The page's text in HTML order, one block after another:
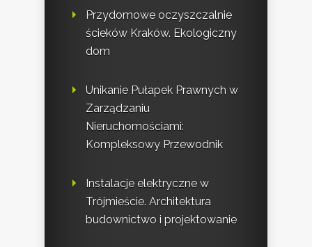
Przydomowe oczyszczalnie
ścieków Kraków. Ekologiczny
dom
Unikanie Pułapek Prawnych w
Zarządzaniu
Nieruchomościami:
Kompleksowy Przewodnik
Instalacje elektryczne w
Trójmieście. Architektura
budownictwo i projektowanie